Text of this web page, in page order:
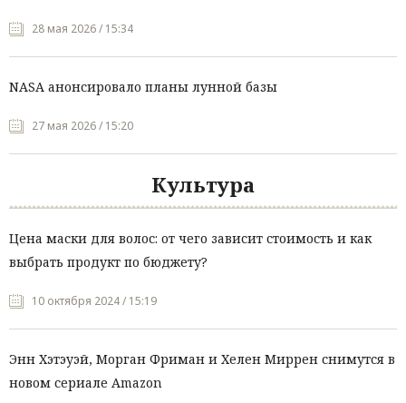
28 мая 2026 / 15:34
NASA анонсировало планы лунной базы
27 мая 2026 / 15:20
Культура
Цена маски для волос: от чего зависит стоимость и как
выбрать продукт по бюджету?
10 октября 2024 / 15:19
Энн Хэтэуэй, Морган Фриман и Хелен Миррен снимутся в
новом сериале Amazon